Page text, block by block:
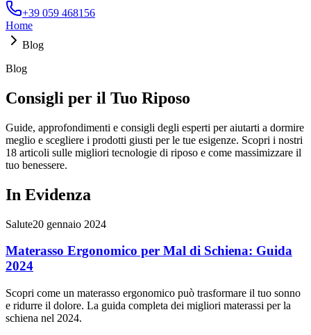
+39 059 468156
Home
Blog
Blog
Consigli per il Tuo Riposo
Guide, approfondimenti e consigli degli esperti per aiutarti a dormire
meglio e scegliere i prodotti giusti per le tue esigenze. Scopri i nostri
18 articoli sulle migliori tecnologie di riposo e come massimizzare il
tuo benessere.
In Evidenza
Salute20 gennaio 2024
Materasso Ergonomico per Mal di Schiena: Guida
2024
Scopri come un materasso ergonomico può trasformare il tuo sonno
e ridurre il dolore. La guida completa dei migliori materassi per la
schiena nel 2024.